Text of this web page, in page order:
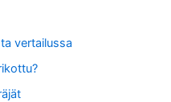
vertailussa